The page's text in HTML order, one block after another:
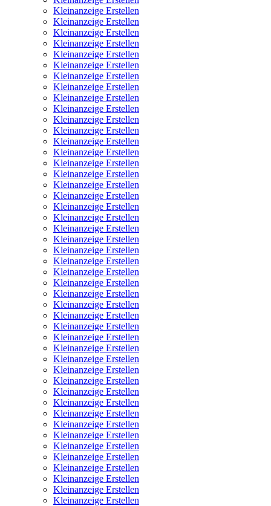
Kleinanzeige Erstellen
Kleinanzeige Erstellen
Kleinanzeige Erstellen
Kleinanzeige Erstellen
Kleinanzeige Erstellen
Kleinanzeige Erstellen
Kleinanzeige Erstellen
Kleinanzeige Erstellen
Kleinanzeige Erstellen
Kleinanzeige Erstellen
Kleinanzeige Erstellen
Kleinanzeige Erstellen
Kleinanzeige Erstellen
Kleinanzeige Erstellen
Kleinanzeige Erstellen
Kleinanzeige Erstellen
Kleinanzeige Erstellen
Kleinanzeige Erstellen
Kleinanzeige Erstellen
Kleinanzeige Erstellen
Kleinanzeige Erstellen
Kleinanzeige Erstellen
Kleinanzeige Erstellen
Kleinanzeige Erstellen
Kleinanzeige Erstellen
Kleinanzeige Erstellen
Kleinanzeige Erstellen
Kleinanzeige Erstellen
Kleinanzeige Erstellen
Kleinanzeige Erstellen
Kleinanzeige Erstellen
Kleinanzeige Erstellen
Kleinanzeige Erstellen
Kleinanzeige Erstellen
Kleinanzeige Erstellen
Kleinanzeige Erstellen
Kleinanzeige Erstellen
Kleinanzeige Erstellen
Kleinanzeige Erstellen
Kleinanzeige Erstellen
Kleinanzeige Erstellen
Kleinanzeige Erstellen
Kleinanzeige Erstellen
Kleinanzeige Erstellen
Kleinanzeige Erstellen
Kleinanzeige Erstellen